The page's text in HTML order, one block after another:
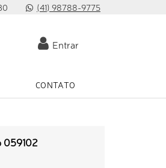
(41) 98788-9775
Entrar
CONTATO
059102